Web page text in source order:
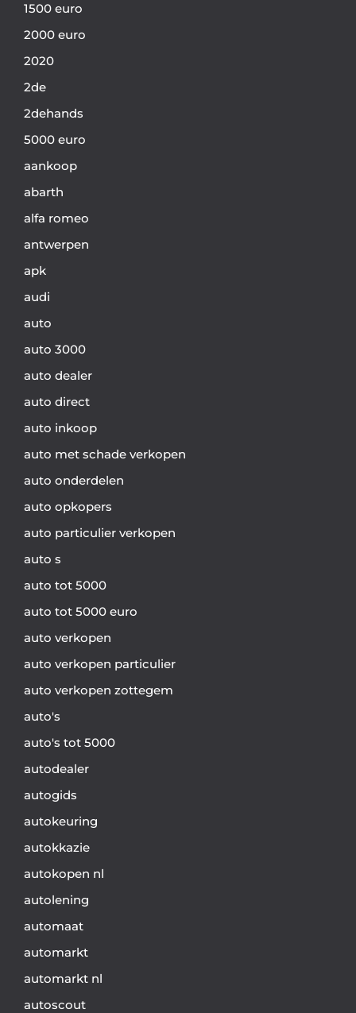
1500 euro
2000 euro
2020
2de
2dehands
5000 euro
aankoop
abarth
alfa romeo
antwerpen
apk
audi
auto
auto 3000
auto dealer
auto direct
auto inkoop
auto met schade verkopen
auto onderdelen
auto opkopers
auto particulier verkopen
auto s
auto tot 5000
auto tot 5000 euro
auto verkopen
auto verkopen particulier
auto verkopen zottegem
auto's
auto's tot 5000
autodealer
autogids
autokeuring
autokkazie
autokopen nl
autolening
automaat
automarkt
automarkt nl
autoscout